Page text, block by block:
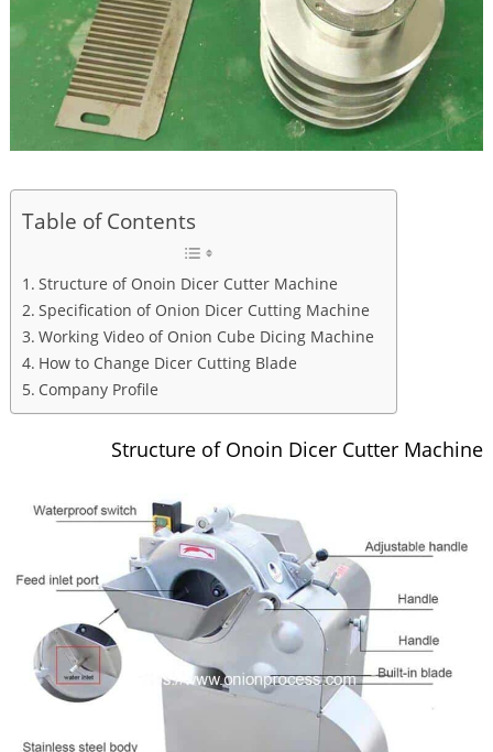
Table of Contents
Structure of Onoin Dicer Cutter Machine
Specification of Onion Dicer Cutting Machine
Working Video of Onion Cube Dicing Machine
How to Change Dicer Cutting Blade
Company Profile
Structure of Onoin Dicer Cutter Machine